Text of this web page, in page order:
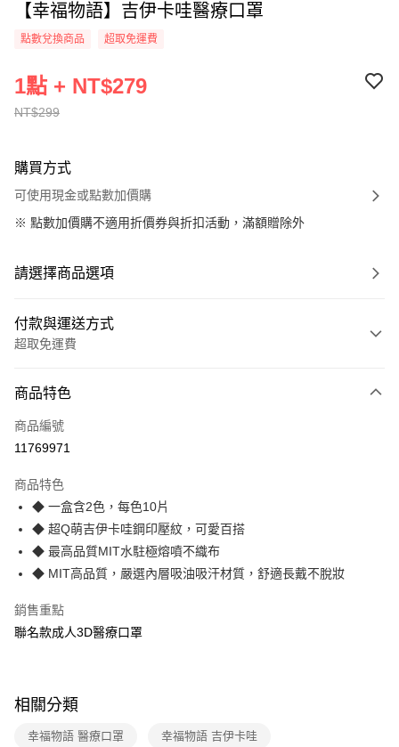
【幸福物語】吉伊卡哇醫療口罩
點數兌換商品 超取免運費
NT$299
1點 + NT$279
購買方式
可使用現金或點數加價購
※ 點數加價購不適用折價券與折扣活動，滿額贈除外
請選擇商品選項
付款與運送方式
超取免運費
全家線上支付
運送方式
全家取貨付款
免運費
常溫-付款後全家取貨
免運費
商品特色
商品編號
11769971
商品特色
◆ 一盒含2色，每色10片
◆ 超Q萌吉伊卡哇鋼印壓紋，可愛百搭
◆ 最高品質MIT水駐極熔噴不織布
◆ MIT高品質，嚴選內層吸油吸汗材質，舒適長戴不脫妝
銷售重點
聯名款成人3D醫療口罩
相關分類
幸福物語 醫療口罩 幸福物語 吉伊卡哇